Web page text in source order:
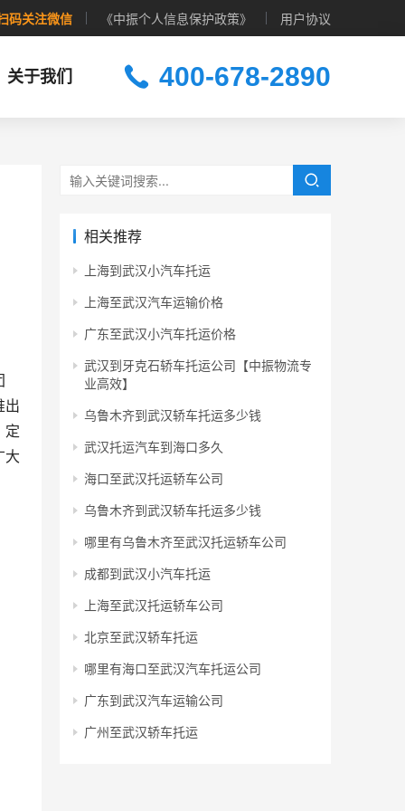
码关注微信 《中振个人信息保护政策》 用户协议
关于我们 400-678-2890
出
定
大
相关推荐
上海到武汉小汽车托运
上海至武汉汽车运输价格
广东至武汉小汽车托运价格
武汉到牙克石轿车托运公司【中振物流专
业高效】
乌鲁木齐到武汉轿车托运多少钱
武汉托运汽车到海口多久
海口至武汉托运轿车公司
乌鲁木齐到武汉轿车托运多少钱
哪里有乌鲁木齐至武汉托运轿车公司
成都到武汉小汽车托运
上海至武汉托运轿车公司
北京至武汉轿车托运
哪里有海口至武汉汽车托运公司
广东到武汉汽车运输公司
广州至武汉轿车托运